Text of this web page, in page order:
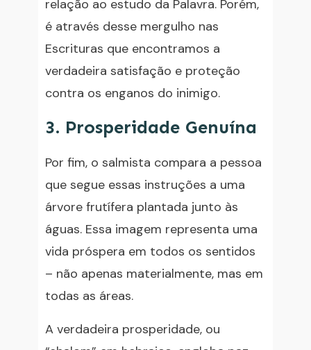
relação ao estudo da Palavra. Porém,
é através desse mergulho nas
Escrituras que encontramos a
verdadeira satisfação e proteção
contra os enganos do inimigo.
3. Prosperidade Genuína
Por fim, o salmista compara a pessoa
que segue essas instruções a uma
árvore frutífera plantada junto às
águas. Essa imagem representa uma
vida próspera em todos os sentidos
– não apenas materialmente, mas em
todas as áreas.
A verdadeira prosperidade, ou